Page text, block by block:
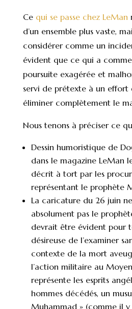
Ce qui se passe chez LeMan
d’un ensemble plus vaste,
considérer comme un
évident que ce qui a
poursuite exagérée et
servi de prétexte à un
éliminer complètement le
Nous tenons à préciser ce
Dessin humoristique de
dans le magazine LeMan
décrit à tort par les
représentant le prophète
La caricature du 26 juin
absolument pas le
devrait être évident pour
désireuse de l’examiner
contexte de la mort
l’action militaire au
représente les esprits
hommes décédés, un
Muhammad » (comme il y